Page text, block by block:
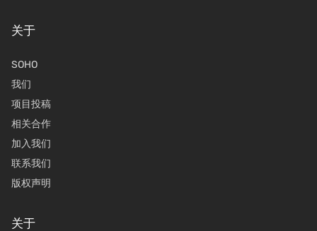
关于
SOHO
我们
项目投稿
相关合作
加入我们
联系我们
版权声明
关于